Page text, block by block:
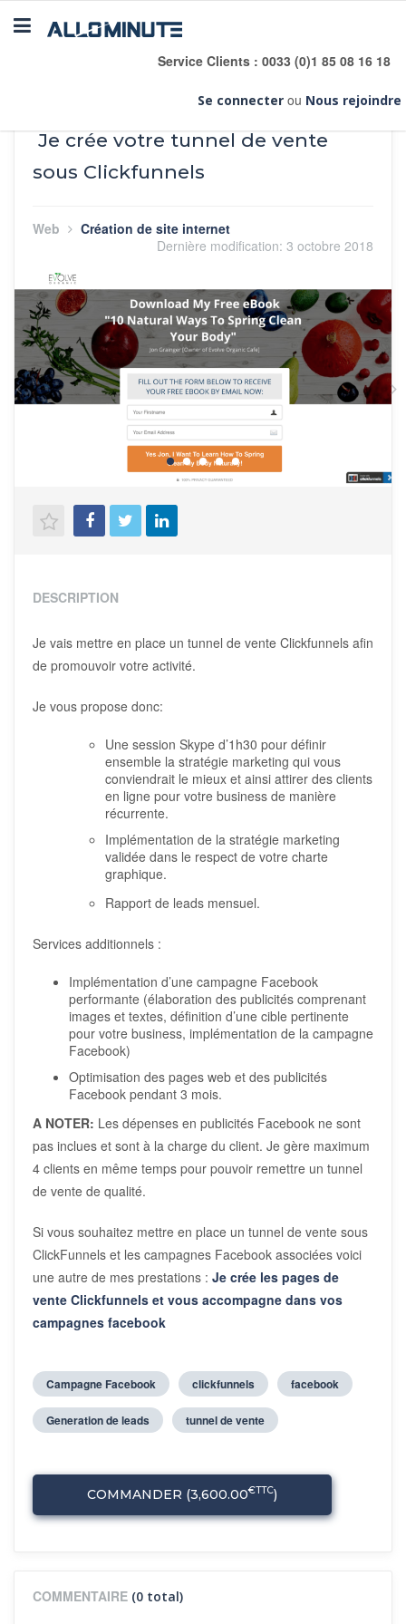
Toggle
navigation
Service Clients : 0033 (0)1 85 08 16 18
Se connecter ou Nous rejoindre
Je crée votre tunnel de vente
sous Clickfunnels
Web
Création de site internet
Dernière modification: 3 octobre 2018
Aperçu
DESCRIPTION
Je vais mettre en place un tunnel de vente Clickfunnels afin
de promouvoir votre activité.
Je vous propose donc:
Une session Skype d’1h30 pour définir
ensemble la stratégie marketing qui vous
conviendrait le mieux et ainsi attirer des clients
en ligne pour votre business de manière
récurrente.
Implémentation de la stratégie marketing
validée dans le respect de votre charte
graphique.
Rapport de leads mensuel.
Services additionnels :
Implémentation d’une campagne Facebook
performante (élaboration des publicités comprenant
images et textes, définition d’une cible pertinente
pour votre business, implémentation de la campagne
Facebook)
Optimisation des pages web et des publicités
Facebook pendant 3 mois.
A NOTER: Les dépenses en publicités Facebook ne sont
pas inclues et sont à la charge du client. Je gère maximum
4 clients en même temps pour pouvoir remettre un tunnel
de vente de qualité.
Si vous souhaitez mettre en place un tunnel de vente sous
ClickFunnels et les campagnes Facebook associées voici
une autre de mes prestations : Je crée les pages de
vente Clickfunnels et vous accompagne dans vos
campagnes facebook
Campagne Facebook clickfunnels facebook
Generation de leads tunnel de vente
COMMANDER (3,600.00€TTC)
COMMENTAIRE (0 total)